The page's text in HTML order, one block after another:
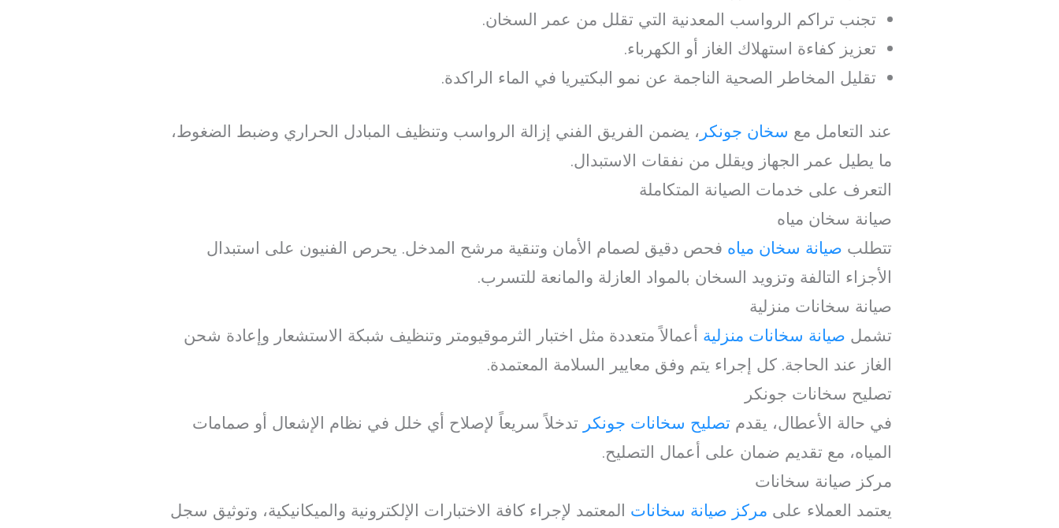
تجنب تراكم الرواسب المعدنية التي تقلل من عمر السخان.
تعزيز كفاءة استهلاك الغاز أو الكهرباء.
تقليل المخاطر الصحية الناجمة عن نمو البكتيريا في الماء الراكدة.
عند التعامل مع سخان جونكر ، يضمن الفريق الفني إزالة الرواسب وتنظيف المبادل الحراري وضبط الضغوط،
ما يطيل عمر الجهاز ويقلل من نفقات الاستبدال.
التعرف على خدمات الصيانة المتكاملة
صيانة سخان مياه
تتطلب صيانة سخان مياه فحص دقيق لصمام الأمان وتنقية مرشح المدخل. يحرص الفنيون على استبدال
الأجزاء التالفة وتزويد السخان بالمواد العازلة والمانعة للتسرب.
صيانة سخانات منزلية
تشمل صيانة سخانات منزلية أعمالاً متعددة مثل اختبار الثرموقيومتر وتنظيف شبكة الاستشعار وإعادة شحن
الغاز عند الحاجة. كل إجراء يتم وفق معايير السلامة المعتمدة.
تصليح سخانات جونكر
في حالة الأعطال، يقدمتصليح سخانات جونكر تدخلاً سريعاً لإصلاح أي خلل في نظام الإشعال أو صمامات
المياه، مع تقديم ضمان على أعمال التصليح.
مركز صيانة سخانات
يعتمد العملاء على مركز صيانة سخانات المعتمد لإجراء كافة الاختبارات الإلكترونية والميكانيكية، وتوثيق سجل